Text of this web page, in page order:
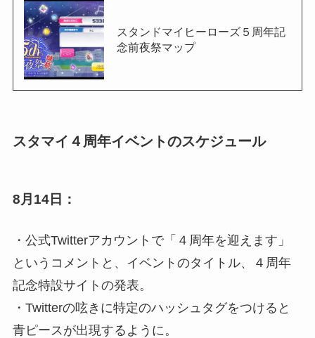
スタンドマイヒーローズ５周年記
念前夜祭マップ
スタマイ４周年イベントのスケジュール
8月14日：
・公式Twitterアカウントで「４周年を迎えます」
というコメントと、イベントのタイトル、４周年
記念特設サイトの発表。
・Twitterの呟きに特定のハッシュタグをつけると
青ピースが出現するように。